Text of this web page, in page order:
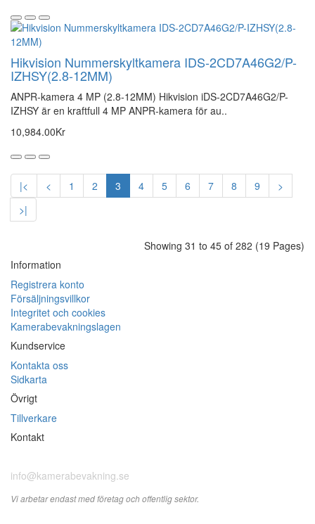
Hikvision Nummerskyltkamera IDS-2CD7A46G2/P-
IZHSY(2.8-12MM)
ANPR-kamera 4 MP (2.8-12MM) Hikvision iDS-2CD7A46G2/P-
IZHSY är en kraftfull 4 MP ANPR-kamera för au..
10,984.00Kr
|< < 1 2 3 4 5 6 7 8 9
>
>|
Showing 31 to 45 of 282 (19 Pages)
Information
Registrera konto
Försäljningsvillkor
Integritet och cookies
Kamerabevakningslagen
Kundservice
Kontakta oss
Sidkarta
Övrigt
Tillverkare
Kontakt
info@kamerabevakning.se
Vi arbetar endast med företag och offentlig sektor.